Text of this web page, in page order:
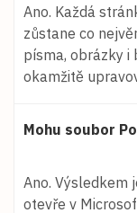
Ano. Každá
zůstane co
písma, obrázky i
okamžitě
Mohu soubor
Ano. Výsledkem
otevře v